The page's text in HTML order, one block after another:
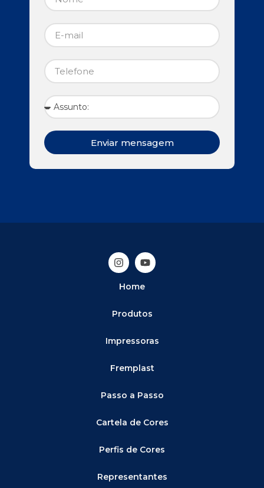
Enviar mensagem
Home
Produtos
Impressoras
Fremplast
Passo a Passo
Cartela de Cores
Perfis de Cores
Representantes